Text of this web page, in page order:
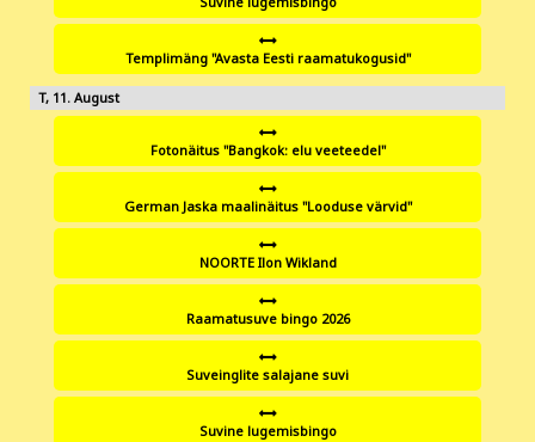
Templimäng "Avasta Eesti raamatukogusid"
11
Fotonäitus "Bangkok: elu veeteedel"
German Jaska maalinäitus "Looduse värvid"
NOORTE Ilon Wikland
Raamatusuve bingo 2026
Suveinglite salajane suvi
Suvine lugemisbingo